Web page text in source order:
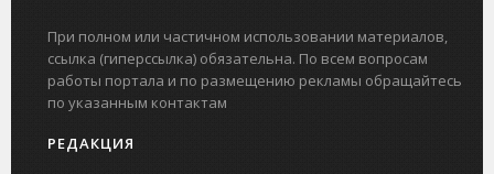
При полном или частичном использовании материалов,
ссылка (гиперссылка) обязательна. По всем вопросам
работы портала и по размещению рекламы обращайтесь
по указанным контактам
РЕДАКЦИЯ